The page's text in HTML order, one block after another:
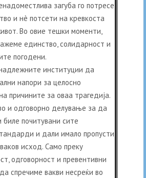
загуба го потресе
и нè потсети на кревкоста
Во овие тешки моменти,
единство, солидарност и
погодени.
институции да
напори за целосно
причините за оваа трагедија.
и одговорно делување за да
почитувани сите
и дали имало пропусти
исход. Само преку
одговорност и превентивни
спречиме вакви несреќи во